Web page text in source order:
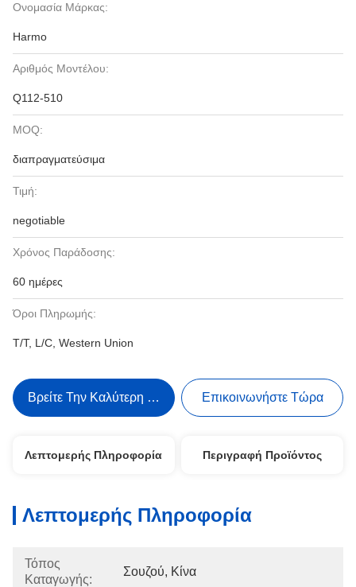
Ονομασία Μάρκας:
Harmo
Αριθμός Μοντέλου:
Q112-510
MOQ:
διαπραγματεύσιμα
Τιμή:
negotiable
Χρόνος Παράδοσης:
60 ημέρες
Όροι Πληρωμής:
T/T, L/C, Western Union
Βρείτε Την Καλύτερη Τιμή Επικοινωνήστε Τώρα
Λεπτομερής Πληροφορία Περιγραφή Προϊόντος
Λεπτομερής Πληροφορία
Τόπος
Καταγωγής:
Σουζού, Κίνα